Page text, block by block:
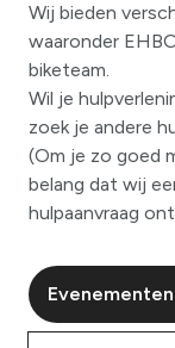
Wij bieden
waaronder
biketeam.
Wil je
zoek je andere
(Om je zo goed
belang dat wij
hulpaanvraag